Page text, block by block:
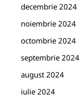
decembrie 2024
noiembrie 2024
octombrie 2024
septembrie 2024
august 2024
iulie 2024